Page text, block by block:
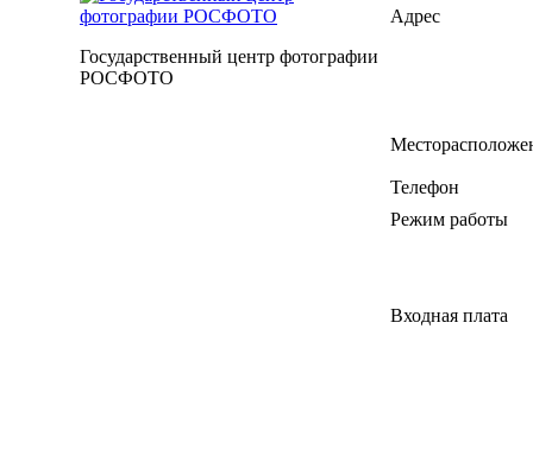
Государственный центр фотографии
РОСФОТО
Адрес
Телефон
Режим работы
Входная плата